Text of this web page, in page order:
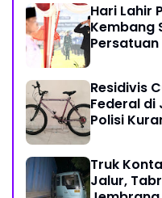
Hari Lahir
Kembang
Residivis
Federal
Polisi
Truk
Jalur,